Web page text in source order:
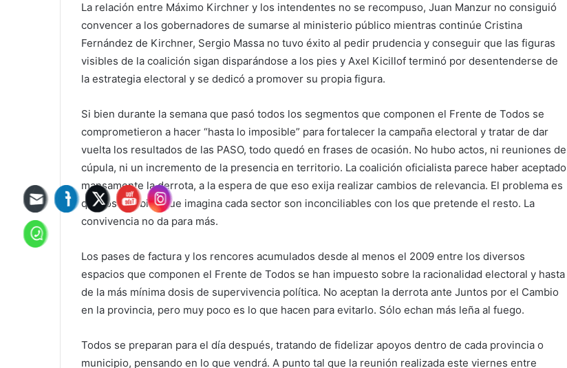
La relación entre Máximo Kirchner y los intendentes no se recompuso, Juan Manzur no consiguió
convencer a los gobernadores de sumarse al ministerio público mientras continúe Cristina
Fernández de Kirchner, Sergio Massa no tuvo éxito al pedir prudencia y conseguir que las figuras
visibles de la coalición sigan disparándose a los pies y Axel Kicillof terminó por desentenderse de
la estrategia electoral y se dedicó a promover su propia figura.
Si bien durante la semana que pasó todos los segmentos que componen el Frente de Todos se
comprometieron a hacer “hasta lo imposible” para fortalecer la campaña electoral y tratar de dar
vuelta los resultados de las PASO, todo quedó en frases de ocasión. No hubo actos, ni reuniones de
cúpula, ni un incremento de la presencia en territorio. La coalición oficialista parece haber aceptado
mansamente la derrota, a la espera de que eso exija realizar cambios de relevancia. El problema es
que los cambios que imagina cada sector son inconciliables con los que pretende el resto. La
convivencia no da para más.
Los pases de factura y los rencores acumulados desde al menos el 2009 entre los diversos
espacios que componen el Frente de Todos se han impuesto sobre la racionalidad electoral y hasta
de la más mínima dosis de supervivencia política. No aceptan la derrota ante Juntos por el Cambio
en la provincia, pero muy poco es lo que hacen para evitarlo. Sólo echan más leña al fuego.
Todos se preparan para el día después, tratando de fidelizar apoyos dentro de cada provincia o
municipio, pensando en lo que vendrá. A punto tal que la reunión realizada este viernes entre